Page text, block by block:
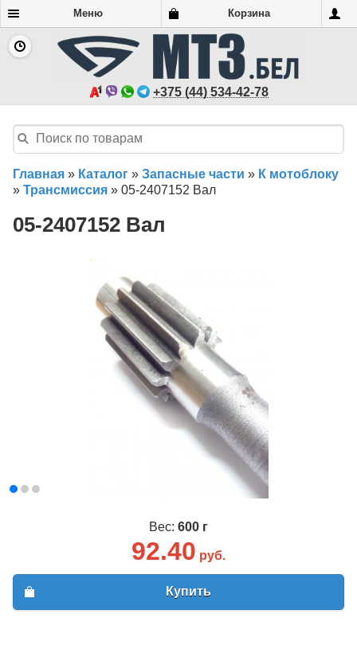
Меню Корзина
+375 (44) 534-42-78
Главная » Каталог » Запасные части » К мотоблоку
» Трансмиссия » 05-2407152 Вал
05-2407152 Вал
Вес: 600 г
92.40 руб.
Купить